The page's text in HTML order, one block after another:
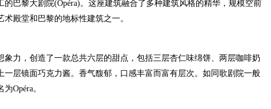
巴黎大剧院(Opéra)。这座建筑融合了多种建筑风格的精华，规模空前
殿堂和巴黎的地标性建筑之一。
力，创造了一款总共六层的甜点，包括三层杏仁味绵饼、两层咖啡奶
层镜面巧克力酱。香气馥郁，口感丰富而富有层次。如同歌剧院一般
Opéra。